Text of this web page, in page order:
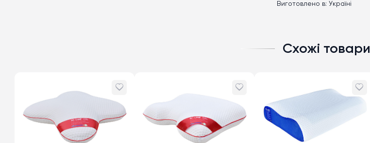
Виготовлено в: Україні
Схожі товари